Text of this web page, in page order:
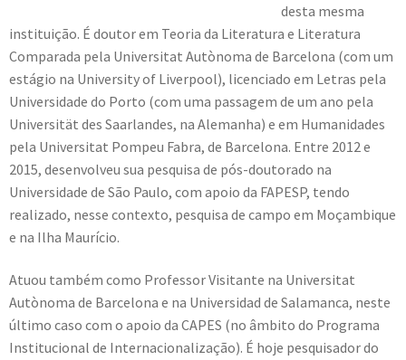
desta mesma
instituição. É doutor em Teoria da Literatura e Literatura
Comparada pela Universitat Autònoma de Barcelona (com um
estágio na University of Liverpool), licenciado em Letras pela
Universidade do Porto (com uma passagem de um ano pela
Universität des Saarlandes, na Alemanha) e em Humanidades
pela Universitat Pompeu Fabra, de Barcelona. Entre 2012 e
2015, desenvolveu sua pesquisa de pós-doutorado na
Universidade de São Paulo, com apoio da FAPESP, tendo
realizado, nesse contexto, pesquisa de campo em Moçambique
e na Ilha Maurício.
Atuou também como Professor Visitante na Universitat
Autònoma de Barcelona e na Universidad de Salamanca, neste
último caso com o apoio da CAPES (no âmbito do Programa
Institucional de Internacionalização). É hoje pesquisador do